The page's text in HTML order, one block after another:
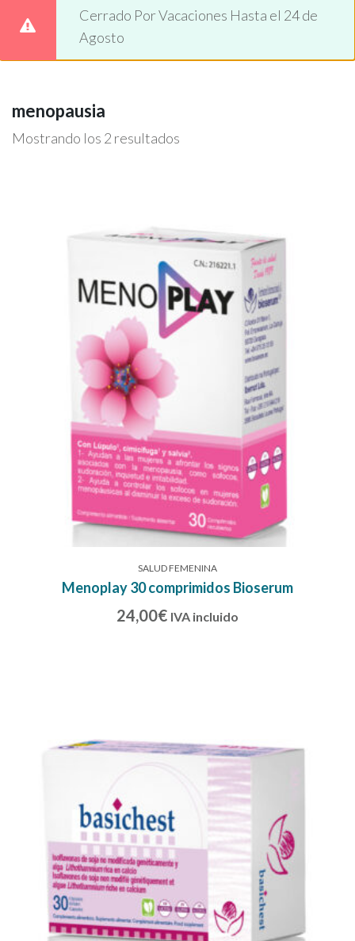
Cerrado Por Vacaciones Hasta el 24 de
Agosto
menopausia
Mostrando los 2 resultados
SALUD FEMENINA
Menoplay 30 comprimidos Bioserum
24,00€ IVA incluido